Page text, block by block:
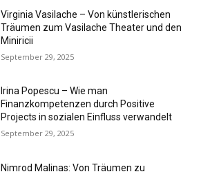
Virginia Vasilache – Von künstlerischen
Träumen zum Vasilache Theater und den
Miniricii
September 29, 2025
Irina Popescu – Wie man
Finanzkompetenzen durch Positive
Projects in sozialen Einfluss verwandelt
September 29, 2025
Nimrod Malinas: Von Träumen zu